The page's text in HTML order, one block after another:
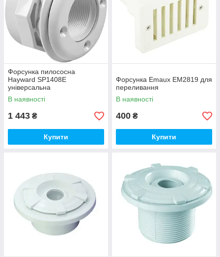
Форсунка пилососна
Hayward SP1408E
універсальна
В наявності
1 443 ₴
Купити
Форсунка Emaux EM2819 для
переливання
В наявності
400 ₴
Купити